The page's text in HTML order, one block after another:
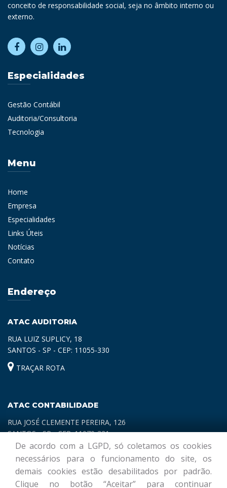
conceito de responsabilidade social, seja no âmbito interno ou
externo.
Especialidades
Gestão Contábil
Auditoria/Consultoria
Tecnologia
Menu
Home
Empresa
Especialidades
Links Úteis
Notícias
Contato
Endereço
ATAC AUDITORIA
RUA LUIZ SUPLICY, 18
SANTOS - SP - CEP: 11055-330
TRAÇAR ROTA
ATAC CONTABILIDADE
RUA JOSÉ CLEMENTE PEREIRA, 126
SANTOS - SP - CEP: 11070-321
TRAÇAR ROTA
De acordo com a LGPD, só coletamos os cookies
necessários para o funcionamento do site, os
demais cookies estão desabilitados por padrão.
Clique no botão “Aceitar” para continuar